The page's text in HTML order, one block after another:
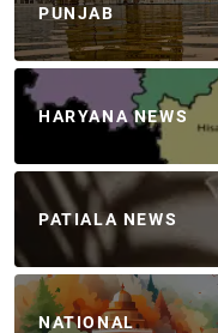
PUNJAB
HARYANA NEWS
PATIALA NEWS
NATIONAL